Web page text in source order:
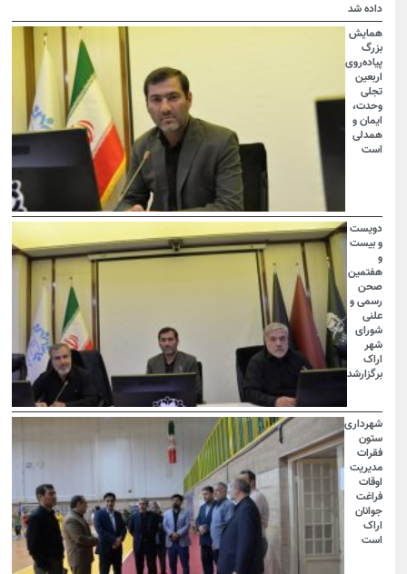
داده شد
همایش
بزرگ
پیاده‌روی
اربعین
تجلی
وحدت،
ایمان و
همدلی
است
دویست
و بیست
هفتمین
صحن
رسمی و
علنی
شورای
شهر
اراک
برگزارشد
شهرداری
ستون
فقرات
مدیریت
اوقات
فراغت
جوانان
اراک
است